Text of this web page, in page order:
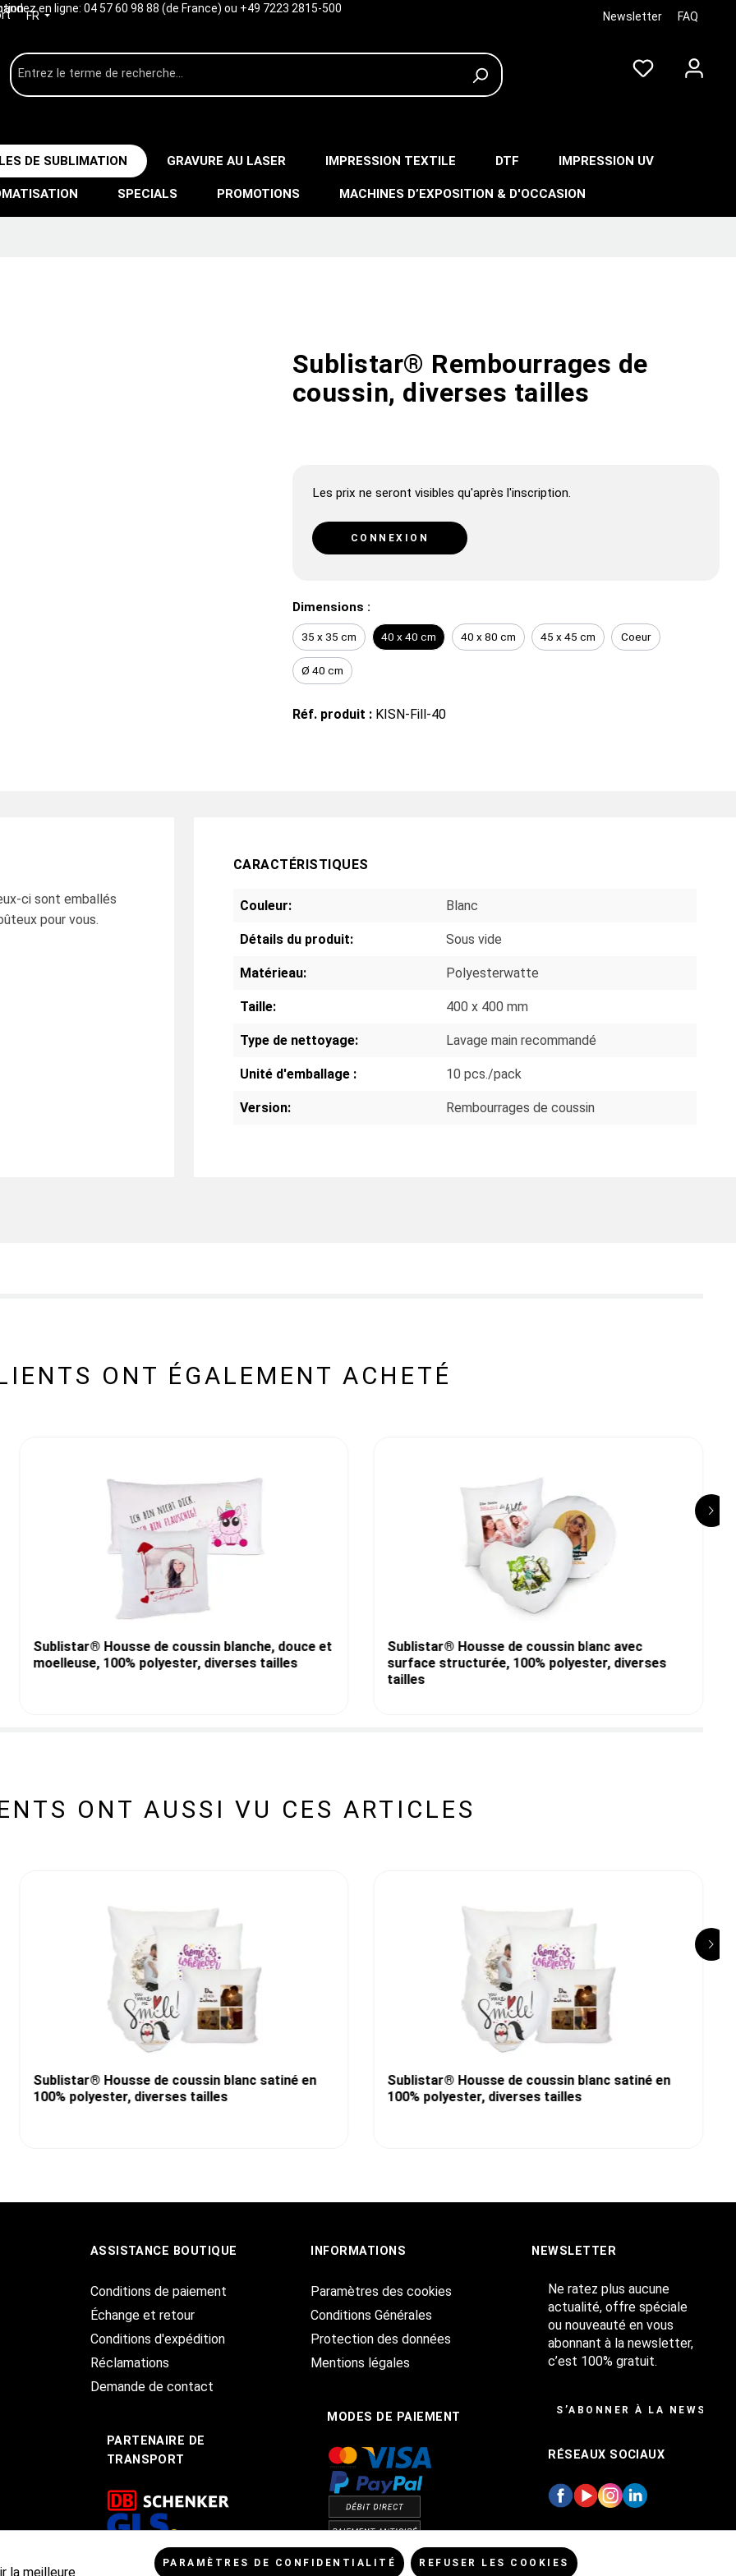
en ligne: 04 57 60 98 88 (de France) ou +49 7223 2815-500
FR Newsletter FAQ
DE SUBLIMATION GRAVURE AU LASER IMPRESSION TEXTILE DTF IMPRESSION UV
SPECIALS PROMOTIONS MACHINES D’EXPOSITION & D'OCCASION
Sublistar® Rembourrages de
coussin, diverses tailles
Les prix ne seront visibles qu'après l'inscription.
CONNEXION
Dimensions :
35 x 35 cm 40 x 40 cm 40 x 80 cm 45 x 45 cm Coeur
Ø 40 cm
Réf. produit : KISN-Fill-40
ci sont emballés
pour vous.
CARACTÉRISTIQUES
Couleur: Blanc
Détails du produit: Sous vide
Matérieau: Polyesterwatte
Taille: 400 x 400 mm
Type de nettoyage: Lavage main recommandé
Unité d'emballage : 10 pcs./pack
Version: Rembourrages de coussin
ONT ÉGALEMENT ACHETÉ
Sublistar® Housse de coussin blanche, douce et
moelleuse, 100% polyester, diverses tailles
Sublistar® Housse de coussin blanc avec
surface structurée, 100% polyester, diverses
tailles
ONT AUSSI VU CES ARTICLES
Sublistar® Housse de coussin blanc satiné en
100% polyester, diverses tailles
Sublistar® Housse de coussin blanc satiné en
100% polyester, diverses tailles
ASSISTANCE BOUTIQUE
Conditions de paiement
Échange et retour
Conditions d'expédition
Réclamations
Demande de contact
PARTENAIRE DE
TRANSPORT
INFORMATIONS
Paramètres des cookies
Conditions Générales
Protection des données
Mentions légales
MODES DE PAIEMENT
NEWSLETTER
Ne ratez plus aucune
actualité, offre spéciale
ou nouveauté en vous
abonnant à la newsletter,
c’est 100% gratuit.
S’ABONNER À LA
RÉSEAUX SOCIAUX
la meilleure
PARAMÈTRES DE CONFIDENTIALITÉ REFUSER LES COOKIES